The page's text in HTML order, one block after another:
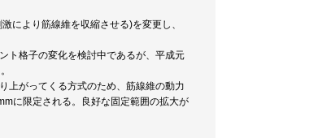
により筋線維を収縮させる)を変更し、
ト格子の変化を検討中であるが、平成元
上がってくる方式のため、筋線維の動力
に限定される。良好な固定範囲の拡大が